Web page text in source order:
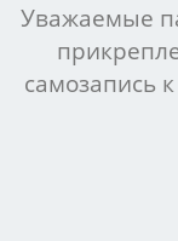
Уважаемые
самозапись